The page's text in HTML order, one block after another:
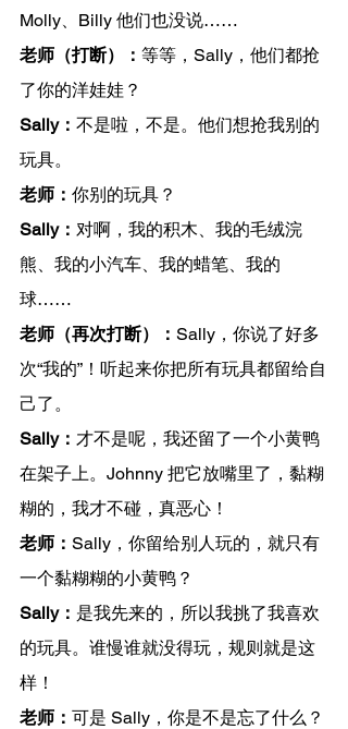
Molly、Billy 他们也没说……
老师（打断）： 等等，Sally，他们都抢
了你的洋娃娃？
Sally： 不是啦，不是。他们想抢我别的
玩具。
老师： 你别的玩具？
Sally： 对啊，我的积木、我的毛绒浣
熊、我的小汽车、我的蜡笔、我的
球……
老师（再次打断）： Sally，你说了好多
次“我的”！听起来你把所有玩具都留给自
己了。
Sally： 才不是呢，我还留了一个小黄鸭
在架子上。Johnny 把它放嘴里了，黏糊
糊的，我才不碰，真恶心！
老师： Sally，你留给别人玩的，就只有
一个黏糊糊的小黄鸭？
Sally： 是我先来的，所以我挑了我喜欢
的玩具。谁慢谁就没得玩，规则就是这
样！
老师： 可是 Sally，你是不是忘了什么？